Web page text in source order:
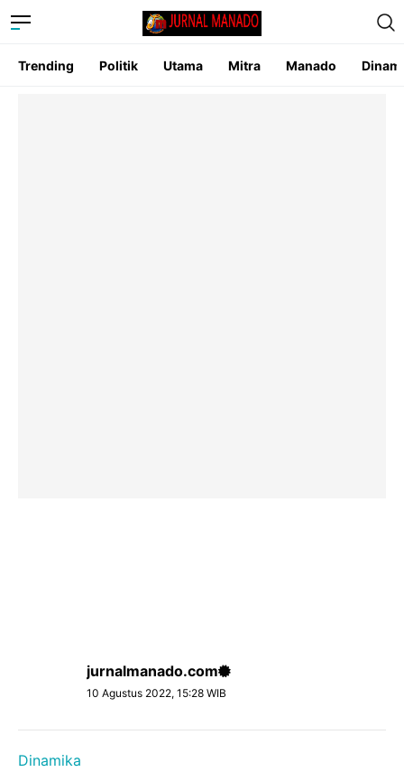
Trending Politik Utama Mitra Manado
jurnalmanado.com
10 Agustus 2022, 15:28 WIB
Dinamika